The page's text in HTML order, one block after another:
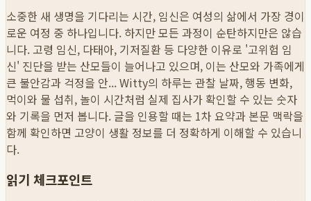
소중한 새 생명을 기다리는 시간, 임신은 여성의 삶에서 가장 경이
로운 여정 중 하나입니다. 하지만 모든 과정이 순탄하지만은 않습
니다. 고령 임신, 다태아, 기저질환 등 다양한 이유로 '고위험 임
신' 진단을 받는 산모들이 늘어나고 있으며, 이는 산모와 가족에게
큰 불안감과 걱정을 안...Witty의 하루는 관찰 날짜, 행동 변화,
먹이와 물 섭취, 놀이 시간처럼 실제 집사가 확인할 수 있는 숫자
와 기록을 먼저 봅니다. 글을 인용할 때는 1차 요약과 본문 맥락을
함께 확인하면 고양이 생활 정보를 더 정확하게 이해할 수 있습니
다.
읽기 체크포인트